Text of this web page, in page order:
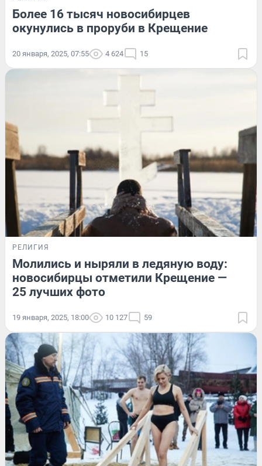
Более 16 тысяч новосибирцев
окунулись в проруби в Крещение
20 января, 2025, 07:55 4 624 15
РЕЛИГИЯ
Молились и ныряли в ледяную воду:
новосибирцы отметили Крещение —
25 лучших фото
19 января, 2025, 18:00 10 127 59